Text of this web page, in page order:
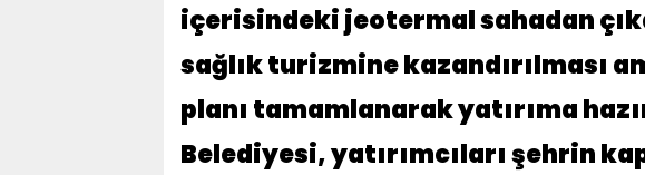
içerisindeki jeotermal sahadan
sağlık turizmine kazandırılması
planı tamamlanarak yatırıma
Belediyesi, yatırımcıları şehrin